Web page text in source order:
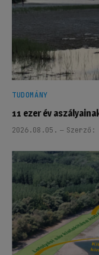
TUDOMÁNY
11 ezer év
2026.08.05. Szerző: